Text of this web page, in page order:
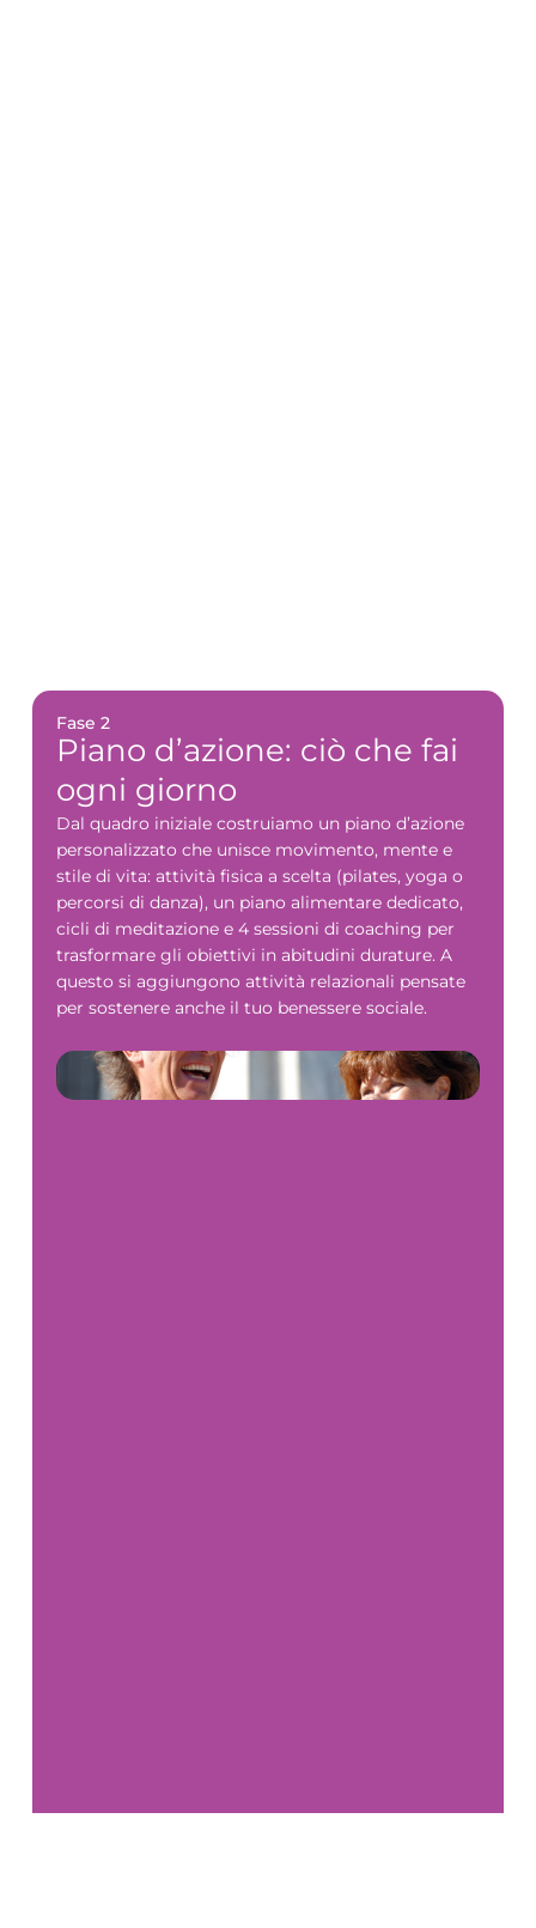
Fase 2
Piano d’azione: ciò che fai
ogni giorno
Dal quadro iniziale costruiamo un piano d’azione
personalizzato che unisce movimento, mente e
stile di vita: attività fisica a scelta (pilates, yoga o
percorsi di danza), un piano alimentare dedicato,
cicli di meditazione e 4 sessioni di coaching per
trasformare gli obiettivi in abitudini durature. A
questo si aggiungono attività relazionali pensate
per sostenere anche il tuo benessere sociale.